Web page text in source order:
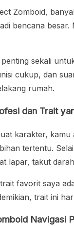
Zomboid,
bencana
sekali
cukup, dan
rumah.
dan Trait
karakter,
tertentu.
lapar, takut
favorit saya
trait ini
Navigasi